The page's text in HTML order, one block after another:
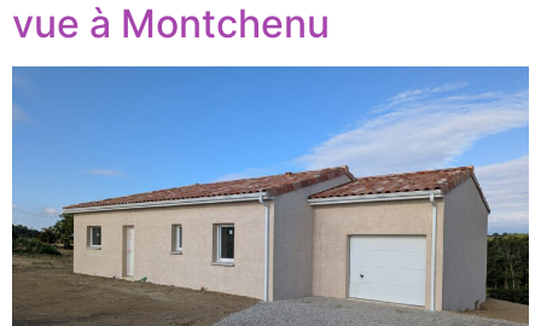
vue à Montchenu